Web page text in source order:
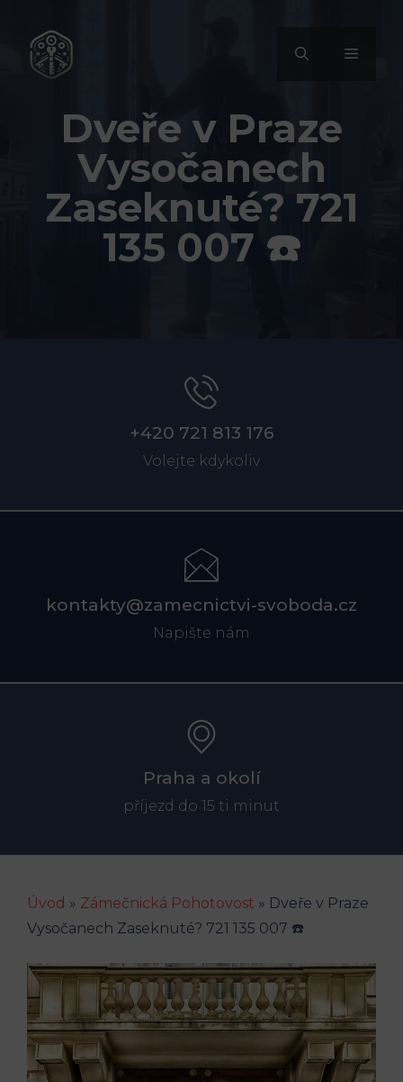
obsah
MENU
Dveře v Praze
Vysočanech
Zaseknuté? 721
135 007 ☎️
+420 721 813 176
Volejte kdykoliv
kontakty@zamecnictvi-svoboda.cz
Napište nám
Praha a okolí
příjezd do 15 ti minut
Úvod » Zámečnická Pohotovost » Dveře v Praze
Vysočanech Zaseknuté? 721 135 007 ☎️